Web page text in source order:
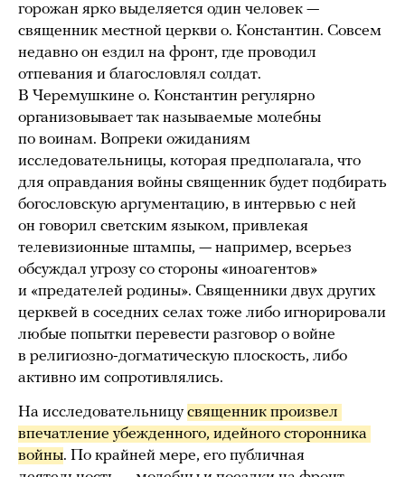
горожан ярко выделяется один человек —
священник местной церкви о. Константин. Совсем
недавно он ездил на фронт, где проводил
отпевания и благословлял солдат.
В Черемушкине о. Константин регулярно
организовывает так называемые молебны
по воинам. Вопреки ожиданиям
исследовательницы, которая предполагала, что
для оправдания войны священник будет подбирать
богословскую аргументацию, в интервью с ней
он говорил светским языком, привлекая
телевизионные штампы, — например, всерьез
обсуждал угрозу со стороны «иноагентов»
и «предателей родины». Священники двух других
церквей в соседних селах тоже либо игнорировали
любые попытки перевести разговор о войне
в религиозно-догматическую плоскость, либо
активно им сопротивлялись.
На исследовательницусвященник произвел
впечатление убежденного, идейного сторонника
войны. По крайней мере, его публичная